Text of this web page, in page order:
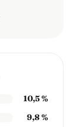
10,5 %
9,8 %